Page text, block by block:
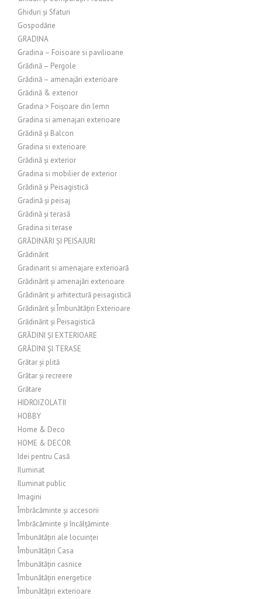
Ghiduri și Sfaturi
Gospodărie
GRADINA
Gradina – Foisoare si pavilioane
Grădină – Pergole
Grădină – amenajări exterioare
Grădină & exterior
Gradina > Foișoare din lemn
Gradina si amenajari exterioare
Grădină și Balcon
Gradina si exterioare
Grădină și exterior
Gradina si mobilier de exterior
Grădină și Peisagistică
Gradină și peisaj
Grădină și terasă
Gradina si terase
GRĂDINĂRI ȘI PEISAJURI
Grădinărit
Gradinarit si amenajare exterioară
Grădinărit și amenajări exterioare
Grădinărit și arhitectură peisagistică
Grădinărit și Îmbunătățiri Exterioare
Grădinărit și Peisagistică
GRĂDINI ȘI EXTERIOARE
GRĂDINI ȘI TERASE
Grătar și plită
Grătar și recreere
Grătare
HIDROIZOLATII
HOBBY
Home & Deco
HOME & DECOR
Idei pentru Casă
Iluminat
Iluminat public
Imagini
Îmbrăcăminte și accesorii
Îmbrăcăminte și încălțăminte
Îmbunătățiri ale locuinței
Îmbunătățiri Casa
Îmbunătățiri casnice
Îmbunătățiri energetice
Îmbunătățiri exterioare